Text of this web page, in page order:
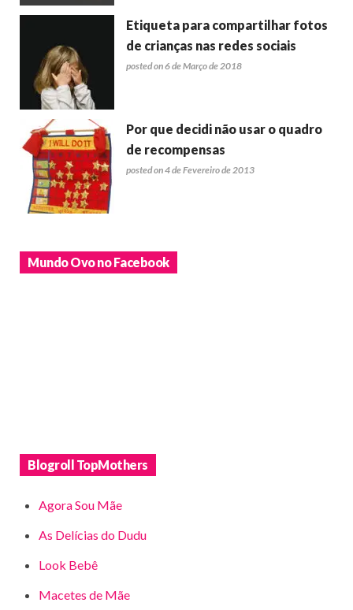
Etiqueta para compartilhar fotos
de crianças nas redes sociais
posted on 6 de Março de 2018
Por que decidi não usar o quadro
de recompensas
posted on 4 de Fevereiro de 2013
Mundo Ovo no Facebook
Blogroll TopMothers
Agora Sou Mãe
As Delícias do Dudu
Look Bebê
Macetes de Mãe